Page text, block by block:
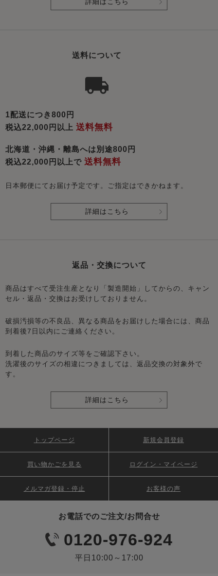
送料について
1配送につき800円
税込22,000円以上送料無料
北海道・沖縄・離島へは別途800円
税込22,000円以上で送料無料
日本郵便にてお届け予定です。ご指定はできかねます。
詳細はこちら
返品・交換について
商品はすべて受注生産となり「製造開始」してからの、キャン
セル・返品・交換はお受けしておりません。
破損汚損等の不良品、異なる商品をお届けした場合には、商品
到着後7日以内にご連絡ください。
到着した商品のサイズ等をご確認下さい。
洗濯後のサイズの相違につきましては、返品交換の対象外で
す。
詳細はこちら
お電話でのご注文/お問合せ
0120-976-924
平日10:00～17:00
トップページ 新規会員登録
買い物かごを見る ログイン・マイページ
メルマガ登録・停止 お客様の声